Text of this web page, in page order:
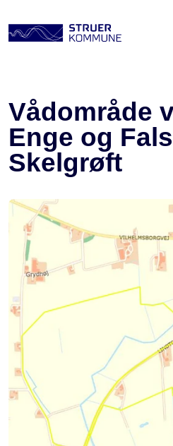
Vådområde
Enge og
Skelgrøft